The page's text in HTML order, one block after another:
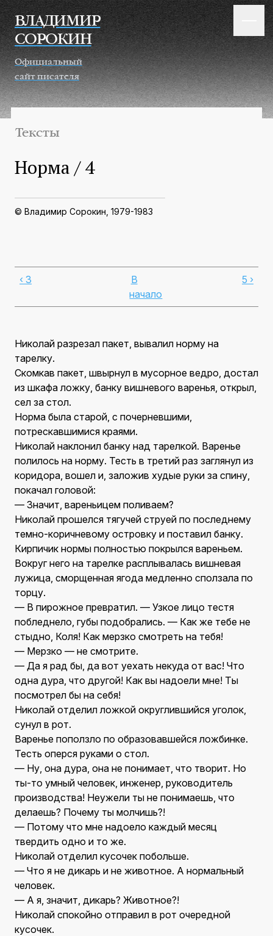
Перейти к основному содержанию
ВЛАДИМИР
СОРОКИН
Официальный
сайт писателя
Тексты
Норма / 4
© Владимир Сорокин, 1979-1983
‹ 3
В
начало
5 ›
Николай разрезал пакет, вывалил норму на
тарелку.
Скомкав пакет, швырнул в мусорное ведро, достал
из шкафа ложку, банку вишневого варенья, открыл,
сел за стол.
Норма была старой, с почерневшими,
потрескавшимися краями.
Николай наклонил банку над тарелкой. Варенье
полилось на норму. Тесть в третий раз заглянул из
коридора, вошел и, заложив худые руки за спину,
покачал головой:
— Значит, вареньицем поливаем?
Николай прошелся тягучей струей по последнему
темно-коричневому островку и поставил банку.
Кирпичик нормы полностью покрылся вареньем.
Вокруг него на тарелке расплывалась вишневая
лужица, сморщенная ягода медленно сползала по
торцу.
— В пирожное превратил. — Узкое лицо тестя
побледнело, губы подобрались. — Как же тебе не
стыдно, Коля! Как мерзко смотреть на тебя!
— Мерзко — не смотрите.
— Да я рад бы, да вот уехать некуда от вас! Что
одна дура, что другой! Как вы надоели мне! Ты
посмотрел бы на себя!
Николай отделил ложкой округлившийся уголок,
сунул в рот.
Варенье поползло по образовавшейся ложбинке.
Тесть оперся руками о стол.
— Ну, она дура, она не понимает, что творит. Но
ты-то умный человек, инженер, руководитель
производства! Неужели ты не понимаешь, что
делаешь? Почему ты молчишь?!
— Потому что мне надоело каждый месяц
твердить одно и то же.
Николай отделил кусочек побольше.
— Что я не дикарь и не животное. А нормальный
человек.
— А я, значит, дикарь? Животное?!
Николай спокойно отправил в рот очередной
кусочек.